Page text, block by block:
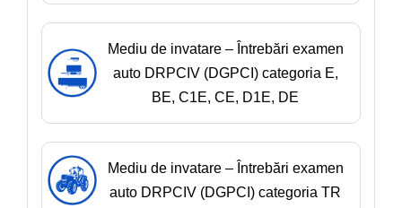
Mediu de invatare – Întrebări examen
auto DRPCIV (DGPCI) categoria E,
BE, C1E, CE, D1E, DE
Mediu de invatare – Întrebări examen
auto DRPCIV (DGPCI) categoria TR